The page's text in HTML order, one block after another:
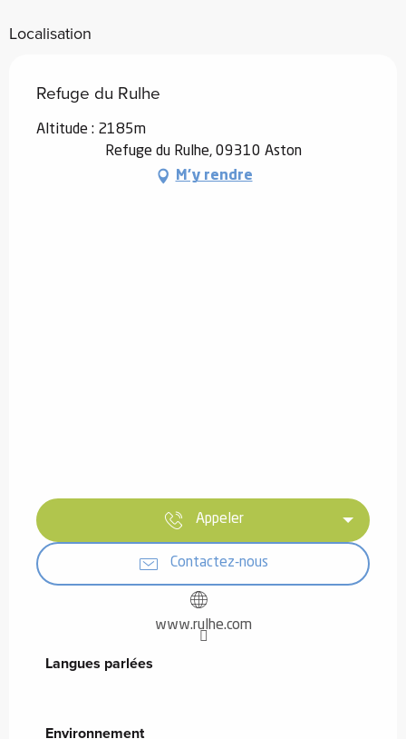
Localisation
Refuge du Rulhe
Altitude : 2185m
Refuge du Rulhe, 09310 Aston
M'y rendre
Appeler
Contactez-nous
www.rulhe.com
Langues parlées
Langues parlées
Environnement
Environnement